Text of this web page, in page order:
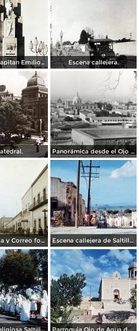
Al heroico capitan Emilio Carranza. Escena callejera.
Panorámica desde el Ojo de Agua
Calle Victoria y Correo foto Macias ( Circulada el 18 de Julio de 1912 ). Escena callejera de Saltillo, Coahuila 1959.
Procesion religiosa Saltillo, Coahuila 1959. Parroquia Ojo de Agua donde se venera el Santo Cristo Saltillo, Coahuila 1959